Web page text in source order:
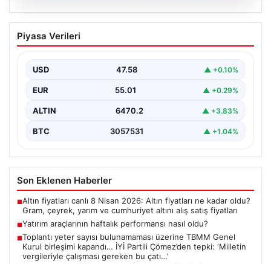
05.08.2026
Yatırım araçlarının haftalık performansı
nasıl oldu?
bazda ortalama yüzde 0,27 değer kaybederken,
altının…
Piyasa Verileri
USD 47.58 ▲ +0.10%
EUR 55.01 ▲ +0.29%
ALTIN 6470.2 ▲ +3.83%
BTC 3057531 ▲ +1.04%
Son Eklenen Haberler
■Altın fiyatları canlı 8 Nisan 2026: Altın fiyatları ne kadar oldu?
Gram, çeyrek, yarım ve cumhuriyet altını alış satış fiyatları
■Yatırım araçlarının haftalık performansı nasıl oldu?
■Toplantı yeter sayısı bulunamaması üzerine TBMM Genel
Kurul birleşimi kapandı… İYİ Partili Çömez’den tepki: ‘Milletin
vergileriyle çalışması gereken bu çatı…’